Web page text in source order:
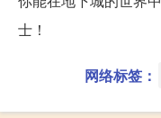
士！
网络标签：